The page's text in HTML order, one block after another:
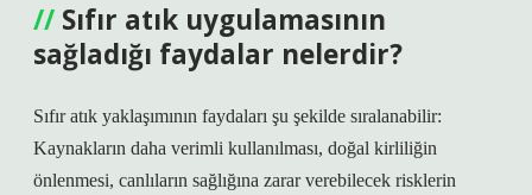
Sıfır atık uygulamasının
sağladığı faydalar nelerdir?
Sıfır atık yaklaşımının faydaları şu şekilde sıralanabilir:
Kaynakların daha verimli kullanılması, doğal kirliliğin
önlenmesi, canlıların sağlığına zarar verebilecek risklerin